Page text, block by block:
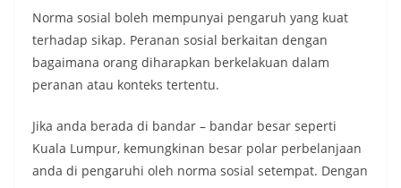
Norma sosial boleh mempunyai pengaruh yang kuat
terhadap sikap. Peranan sosial berkaitan dengan
bagaimana orang diharapkan berkelakuan dalam
peranan atau konteks tertentu.
Jika anda berada di bandar – bandar besar seperti
Kuala Lumpur, kemungkinan besar polar perbelanjaan
anda di pengaruhi oleh norma sosial setempat. Dengan